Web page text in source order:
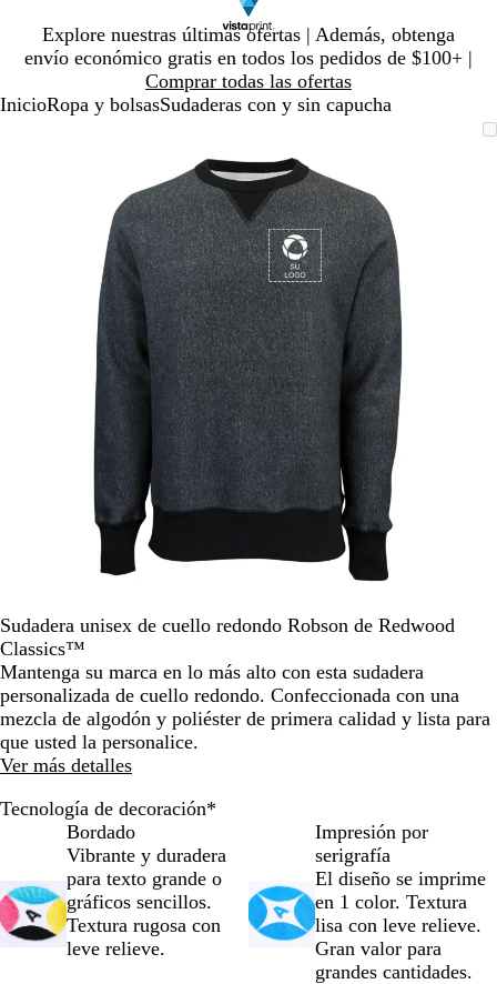
Explore nuestras últimas ofertas | Además, obtenga
envío económico gratis en todos los pedidos de $100+ |
Comprar todas las ofertas
Diapositiva
1
InicioRopa y bolsasSudaderas con y sin capucha
con
zoom
mínimo
para
expandir
tecla
de
más
(+)
y
menos
(-)
para
acercar/alejar
con
zoom
y
las
teclas
de
Sudadera unisex de cuello redondo Robson de Redwood
Classics™
Mantenga su marca en lo más alto con esta sudadera
personalizada de cuello redondo. Confeccionada con una
mezcla de algodón y poliéster de primera calidad y lista para
que usted la personalice.
Ver más detalles
Tecnología de decoración*
Bordado
Vibrante y duradera
para texto grande o
gráficos sencillos.
Textura rugosa con
leve relieve.
Impresión por
serigrafía
El diseño se imprime
en 1 color. Textura
lisa con leve relieve.
Gran valor para
grandes cantidades.